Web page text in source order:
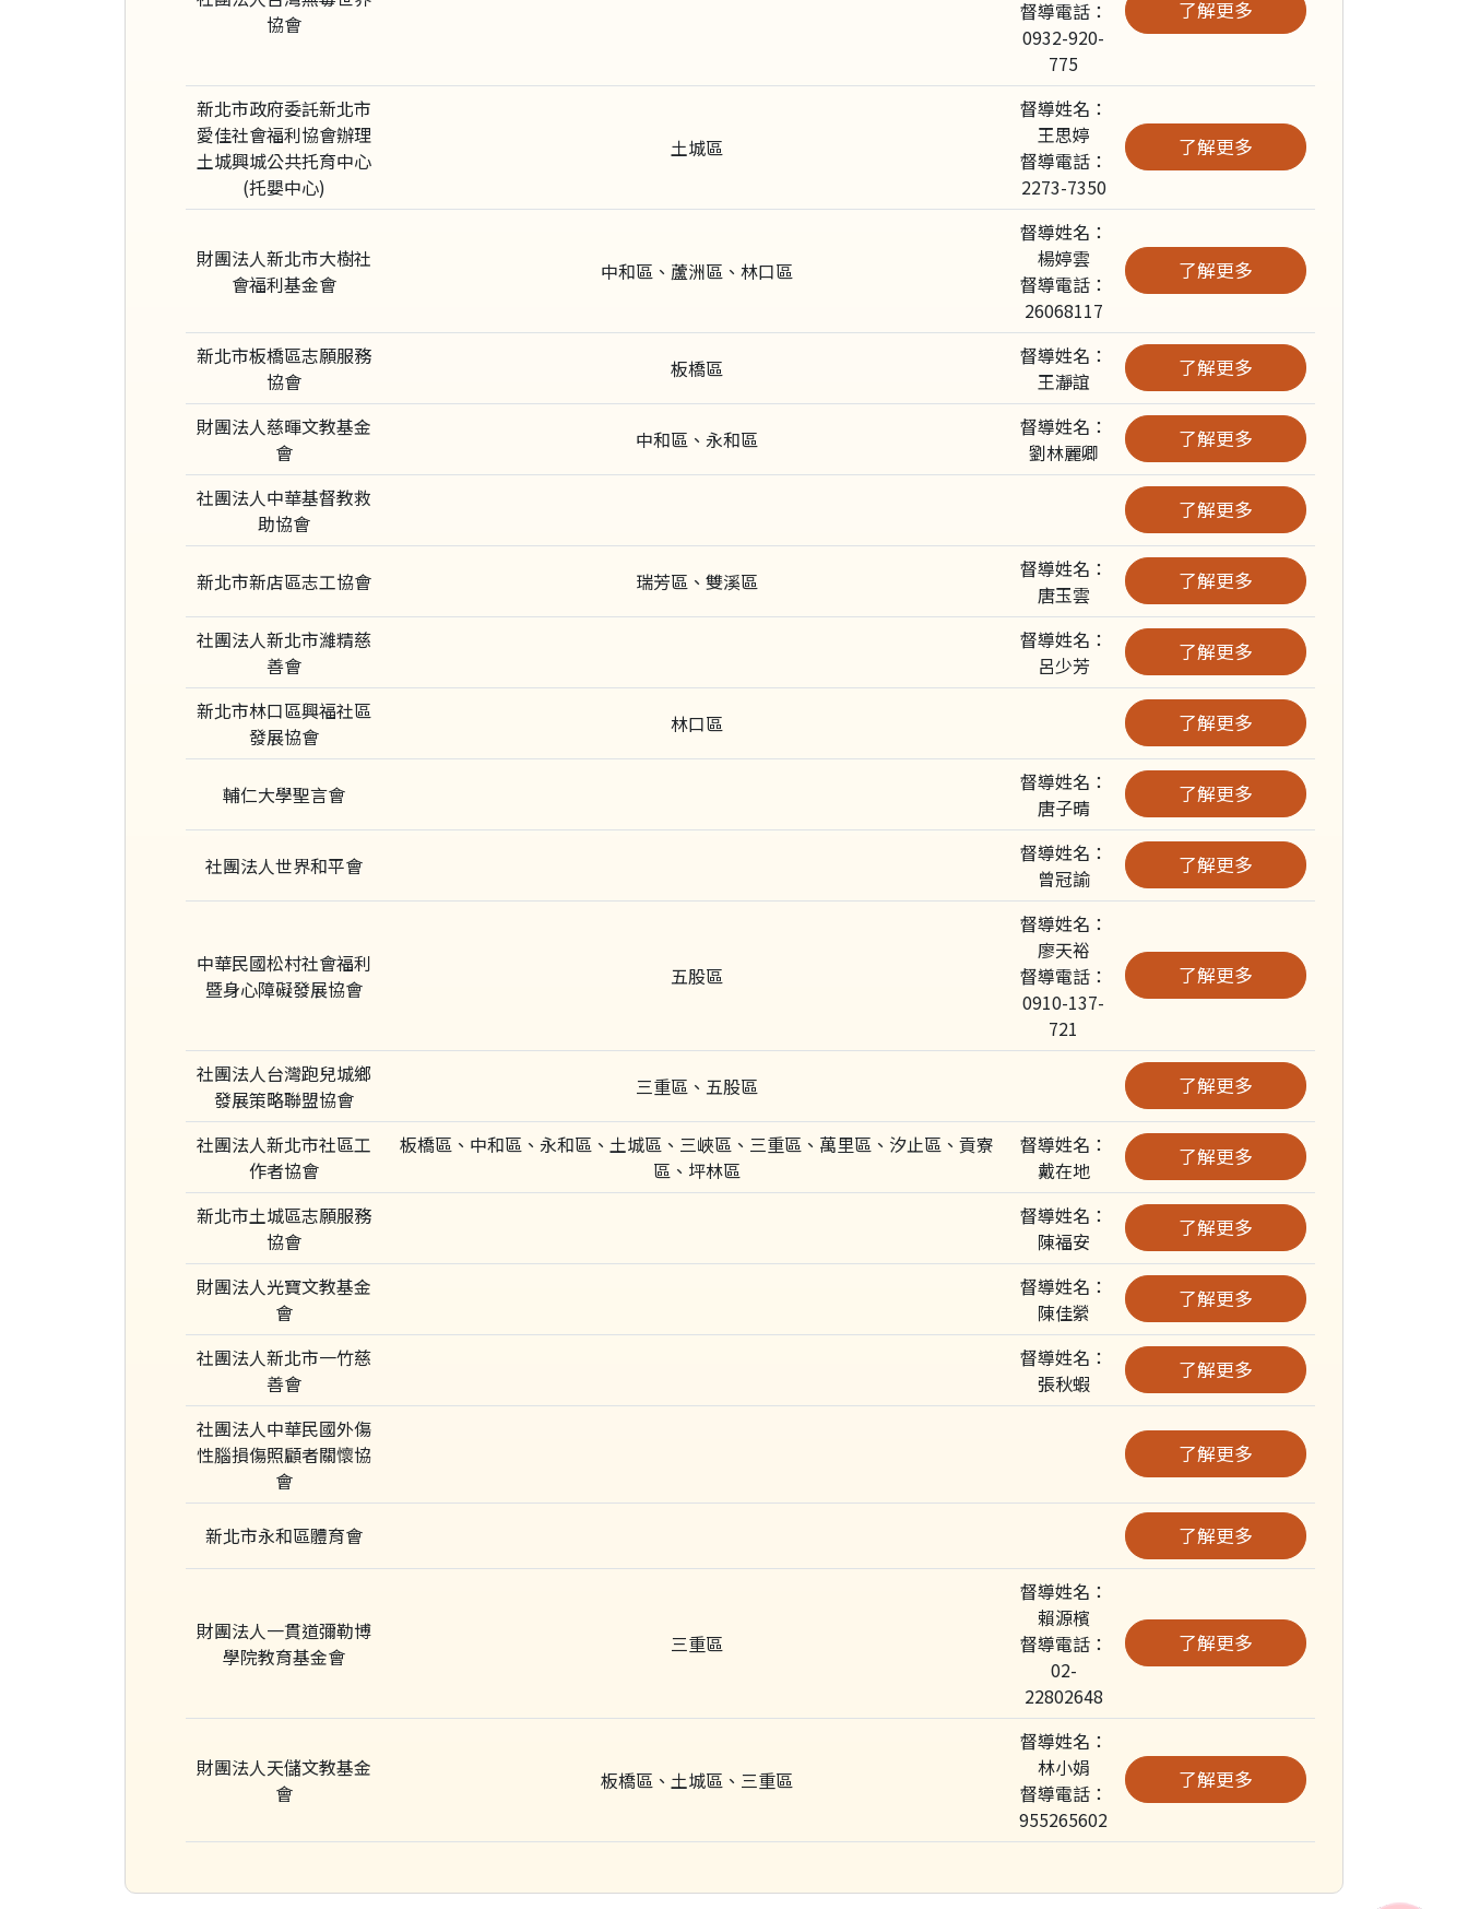
協會
督導電話：
0932-920-
775
了解更多
新北市政府委託新北市
愛佳社會福利協會辦理
土城興城公共托育中心
(托嬰中心)
土城區
督導姓名：
王思婷
督導電話：
2273-7350
了解更多
財團法人新北市大樹社
會福利基金會
中和區、蘆洲區、林口區
督導姓名：
楊婷雲
督導電話：
26068117
了解更多
新北市板橋區志願服務
協會
板橋區
督導姓名：
王瀞誼
了解更多
財團法人慈暉文教基金
會
中和區、永和區
督導姓名：
劉林麗卿
了解更多
社團法人中華基督教救
助協會
了解更多
新北市新店區志工協會 瑞芳區、雙溪區
督導姓名：
唐玉雲
了解更多
社團法人新北市濰精慈
善會
督導姓名：
呂少芳
了解更多
新北市林口區興福社區
發展協會
林口區 了解更多
輔仁大學聖言會
督導姓名：
唐子晴
了解更多
社團法人世界和平會
督導姓名：
曾冠諭
了解更多
中華民國松村社會福利
暨身心障礙發展協會
五股區
督導姓名：
廖天裕
督導電話：
0910-137-
721
了解更多
社團法人台灣跑兒城鄉
發展策略聯盟協會
三重區、五股區 了解更多
社團法人新北市社區工
作者協會
板橋區、中和區、永和區、土城區、三峽區、三重區、萬里區、汐止區、貢寮
區、坪林區
督導姓名：
戴在地
了解更多
新北市土城區志願服務
協會
督導姓名：
陳福安
了解更多
財團法人光寶文教基金
會
督導姓名：
陳佳縈
了解更多
社團法人新北市一竹慈
善會
督導姓名：
張秋蝦
了解更多
社團法人中華民國外傷
性腦損傷照顧者關懷協
會
了解更多
新北市永和區體育會 了解更多
財團法人一貫道彌勒博
學院教育基金會
三重區
督導姓名：
賴源檳
督導電話：
02-
22802648
了解更多
財團法人天儲文教基金
會
板橋區、土城區、三重區
督導姓名：
林小娟
督導電話：
955265602
了解更多